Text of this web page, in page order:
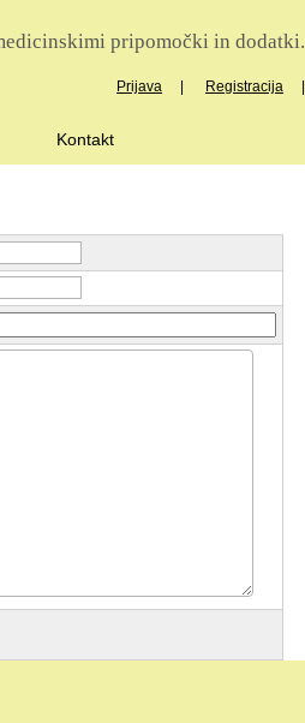
pripomočki in dodatki.
Prijava Registracija
Kontakt